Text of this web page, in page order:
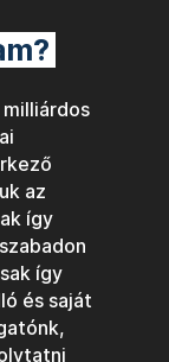
az
így
így
és saját